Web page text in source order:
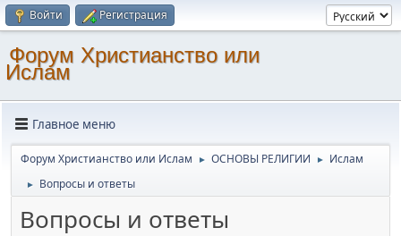
Войти Регистрация
Форум Христианство или
Ислам
Главное меню
Форум Христианство или Ислам ► ОСНОВЫ РЕЛИГИИ ► Ислам
► Вопросы и ответы
Вопросы и ответы